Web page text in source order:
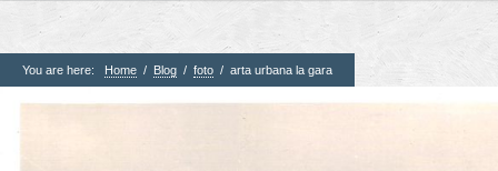
1. Pagini
You are here: Home / Blog / foto / arta urbana la gara